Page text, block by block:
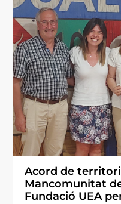
Acord de
Mancomunitat
Fundació UEA